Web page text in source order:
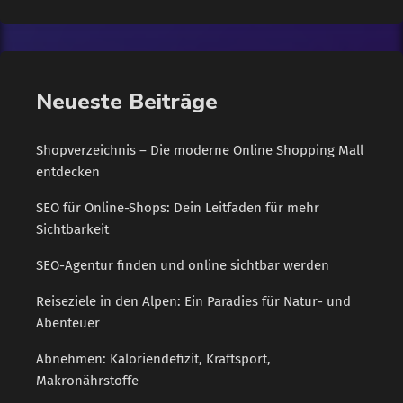
Kinder, Frauen in Not und Obdachlose kümmern. Im
Nachhaltigkeitsprojekt gestartet: […]
Neueste Beiträge
Shopverzeichnis – Die moderne Online Shopping Mall
entdecken
SEO für Online-Shops: Dein Leitfaden für mehr
Sichtbarkeit
SEO-Agentur finden und online sichtbar werden
Reiseziele in den Alpen: Ein Paradies für Natur- und
Abenteuer
Abnehmen: Kaloriendefizit, Kraftsport,
Makronährstoffe